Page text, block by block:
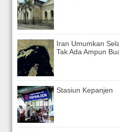
Iran Umumkan
Tak Ada Ampun
Stasiun Kepanjen